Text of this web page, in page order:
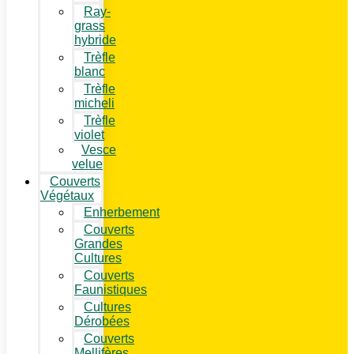
Ray-
grass
hybride
Trèfle
blanc
Trèfle
micheli
Trèfle
violet
Vesce
velue
Couverts
Végétaux
Enherbement
Couverts
Grandes
Cultures
Couverts
Faunistiques
Cultures
Dérobées
Couverts